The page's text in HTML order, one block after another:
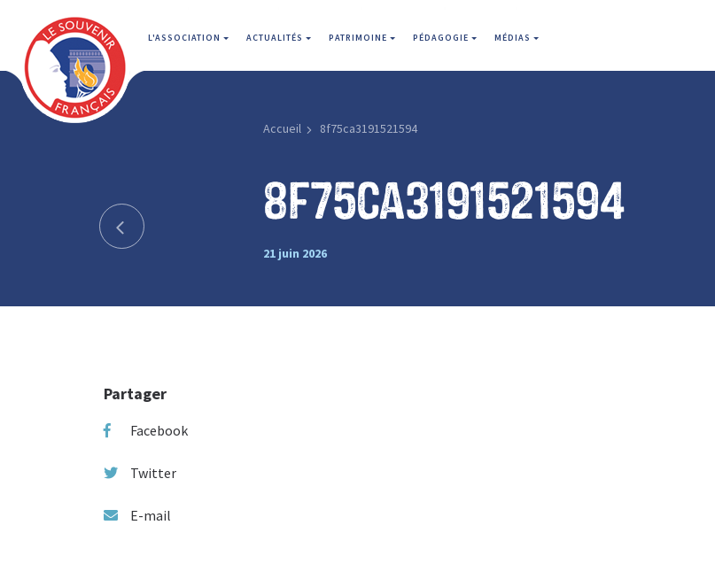
L'ASSOCIATION ACTUALITÉS PATRIMOINE PÉDAGOGIE MÉDIAS
Accueil 8f75ca3191521594
8f75ca3191521594
21 juin 2026
Partager
Facebook
Twitter
E-mail